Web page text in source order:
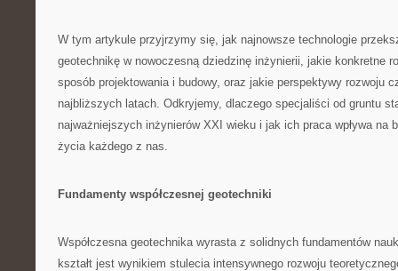
W tym artykule przyjrzymy się, jak najnowsze technologie
geotechnikę w nowoczesną dziedzinę inżynierii, jakie konkretne
sposób projektowania i budowy, oraz jakie perspektywy rozwoju
najbliższych latach. Odkryjemy, dlaczego specjaliści od gruntu
najważniejszych inżynierów XXI wieku i jak ich praca wpływa na
życia każdego z nas.
Fundamenty współczesnej geotechniki
Współczesna geotechnika wyrasta z solidnych fundamentów
kształt jest wynikiem stulecia intensywnego rozwoju